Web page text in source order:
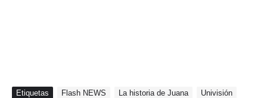
Etiquetas Flash NEWS La historia de Juana
Univisión